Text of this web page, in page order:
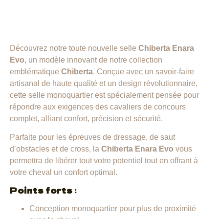
Découvrez notre toute nouvelle selle Chiberta Enara
Evo, un modèle innovant de notre collection
emblématique Chiberta. Conçue avec un savoir-faire
artisanal de haute qualité et un design révolutionnaire,
cette selle monoquartier est spécialement pensée pour
répondre aux exigences des cavaliers de concours
complet, alliant confort, précision et sécurité.
Parfaite pour les épreuves de dressage, de saut
d’obstacles et de cross, la Chiberta Enara Evo vous
permettra de libérer tout votre potentiel tout en offrant à
votre cheval un confort optimal.
Points forts :
Conception monoquartier pour plus de proximité